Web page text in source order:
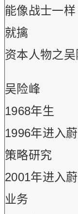
能像战士一
就擒
资本人物之吴
吴险峰
1968年生
1996年进入
策略研究
2001年进入
业务